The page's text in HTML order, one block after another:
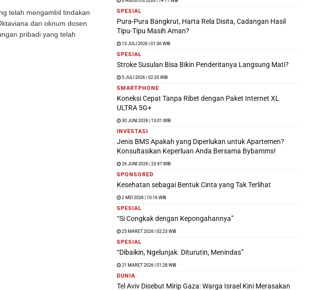
telah mengambil tindakan
dan oknum dosen
pribadi yang telah
SPESIAL
Pura-Pura Bangkrut, Harta Rela Disita, Cadangan Hasil
Tipu-Tipu Masih Aman?
13 JULI 2026 | 01:36 WIB
SPESIAL
Stroke Susulan Bisa Bikin Penderitanya Langsung Mati?
5 JULI 2026 | 02:20 WIB
SMARTPHONE
Koneksi Cepat Tanpa Ribet dengan Paket Internet XL
ULTRA 5G+
30 JUNI 2026 | 13:01 WIB
INVESTASI
Jenis BMS Apakah yang Diperlukan untuk Apartemen?
Konsultasikan Keperluan Anda Bersama Bybamms!
26 JUNI 2026 | 23:47 WIB
SPONSORED
Kesehatan sebagai Bentuk Cinta yang Tak Terlihat
2 MEI 2026 | 10:16 WIB
SPESIAL
“Si Congkak dengan Kepongahannya”
25 MARET 2026 | 02:23 WIB
SPESIAL
“Dibaikin, Ngelunjak. Diturutin, Menindas”
21 MARET 2026 | 01:28 WIB
DUNIA
Tel Aviv Disebut Mirip Gaza: Warga Israel Kini Merasakan